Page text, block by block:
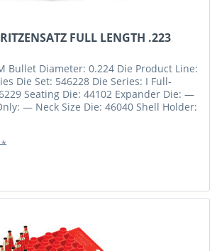
FULL LENGTH .223
Bullet Diameter: 0.224 Die Product Line:
Die Set: 546228 Die Series: I Full-
Seating Die: 44102 Expander Die: —
— Neck Size Die: 46040 Shell Holder:
*